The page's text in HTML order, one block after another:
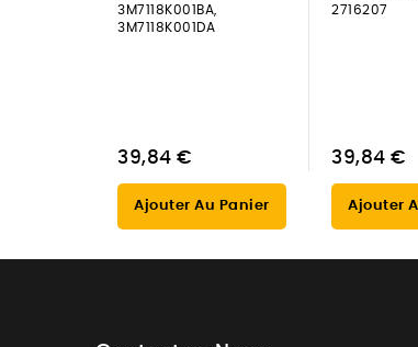
3M7118K001BA,
3M7118K001DA
39,84 €
Ajouter Au Panier
2716207
39,84 €
Ajouter